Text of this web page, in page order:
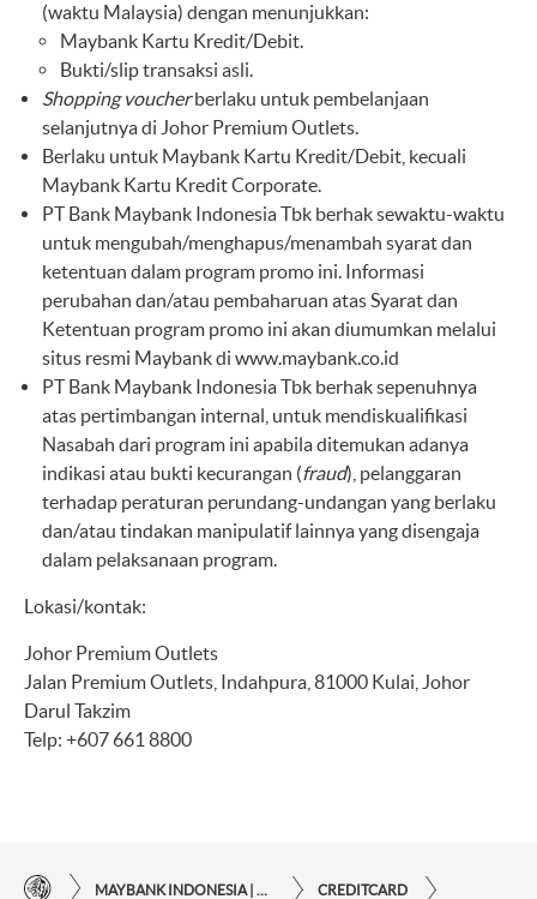
(waktu Malaysia) dengan menunjukkan:
Maybank Kartu Kredit/Debit.
Bukti/slip transaksi asli.
Shopping voucherberlaku untuk pembelanjaan
selanjutnya di Johor Premium Outlets.
Berlaku untuk Maybank Kartu Kredit/Debit, kecuali
Maybank Kartu Kredit Corporate.
PT Bank Maybank Indonesia Tbk berhak sewaktu-waktu
untuk mengubah/menghapus/menambah syarat dan
ketentuan dalam program promo ini. Informasi
perubahan dan/atau pembaharuan atas Syarat dan
Ketentuan program promo ini akan diumumkan melalui
situs resmi Maybank di www.maybank.co.id
PT Bank Maybank Indonesia Tbk berhak sepenuhnya
atas pertimbangan internal, untuk mendiskualifikasi
Nasabah dari program ini apabila ditemukan adanya
indikasi atau bukti kecurangan (fraud), pelanggaran
terhadap peraturan perundang-undangan yang berlaku
dan/atau tindakan manipulatif lainnya yang disengaja
dalam pelaksanaan program.
Lokasi/kontak:
Johor Premium Outlets
Jalan Premium Outlets, Indahpura, 81000 Kulai, Johor
Darul Takzim
Telp: +607 661 8800
CREDITCARD